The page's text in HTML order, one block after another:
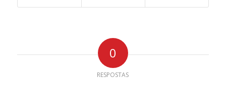
0
RESPOSTAS